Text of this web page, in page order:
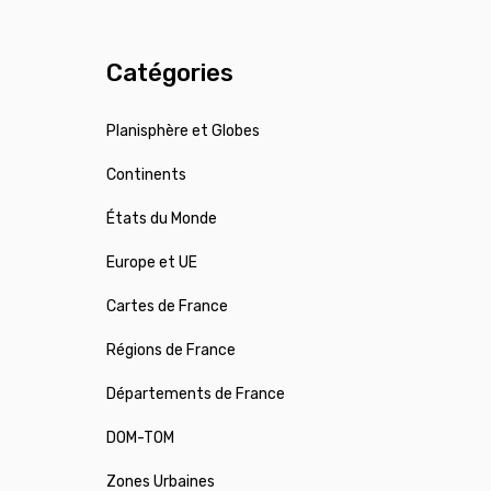
Catégories
Planisphère et Globes
Continents
États du Monde
Europe et UE
Cartes de France
Régions de France
Départements de France
DOM-TOM
Zones Urbaines